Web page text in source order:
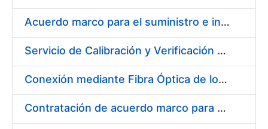
Acuerdo marco para el suministro e instalación de persianas, estores y otros complementos
Servicio de Calibración y Verificación Externa de los Equipos de Medición del Servicio de Prevención de la FNMT-RCM
Conexión mediante Fibra Óptica de los Centros de Proceso de Datos (CPDs) de las sedes de la FNMT-RCM de Burgos y Madrid
Contratación de acuerdo marco para el Suministro de Material de Electricidad para la Fábrica Nacional de Moneda y Timbre-Real Casa de la Moneda en su centro de trabajo de Burgos